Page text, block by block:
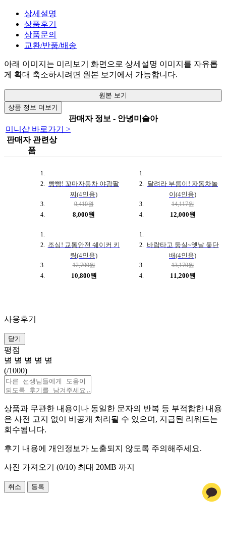
상세설명
상품후기
상품문의
교환/반품/배송
아래 이미지는 미리보기 화면으로 상세설명 이미지를 자유롭
게 확대 축소하시려면 원본 보기에서 가능합니다.
원본 보기
상품 정보 더보기
판매자 정보 - 안녕미술아
미니샵 바로가기 >
판매자 관련상
품
빵빵! 꼬마자동차 야광팔
찌(4인용)
9,410원
8,000원
달려라 부릉이! 자동차놀
이(4인용)
14,117원
12,000원
조심! 교통안전 쉐이커 키
링(4인용)
12,700원
10,800원
바람타고 둥실~옛날 돛단
배(4인용)
13,170원
11,200원
사용후기
닫기
평점
별 별 별 별 별
(/1000)
상품과 무관한 내용이나 동일한 문자의 반복 등 부적합한 내용
은 사전 고지 없이 비공개 처리될 수 있으며, 지급된 리워드는
회수됩니다.
후기 내용에 개인정보가 노출되지 않도록 주의해주세요.
사진 가져오기 (0/10) 최대 20MB 까지
취소 등록